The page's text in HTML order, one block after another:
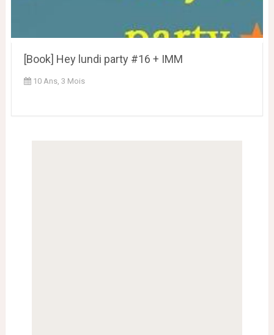
[Book] Hey lundi party #16 + IMM
10 Ans, 3 Mois